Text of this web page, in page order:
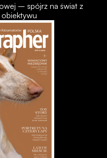
– spójrz na świat z